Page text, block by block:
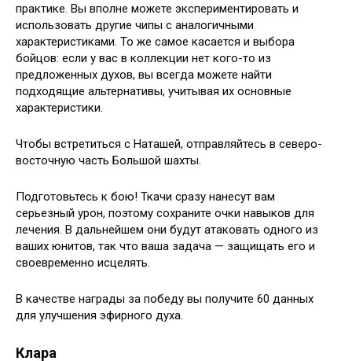
практике. Вы вполне можете экспериментировать и
использовать другие чипы с аналогичными
характеристиками. То же самое касается и выбора
бойцов: если у вас в коллекции нет кого-то из
предложенных духов, вы всегда можете найти
подходящие альтернативы, учитывая их основные
характеристики.
Чтобы встретиться с Наташей, отправляйтесь в северо-
восточную часть Большой шахты.
Подготовьтесь к бою! Ткачи сразу нанесут вам
серьезный урон, поэтому сохраните очки навыков для
лечения. В дальнейшем они будут атаковать одного из
ваших юнитов, так что ваша задача — защищать его и
своевременно исцелять.
В качестве награды за победу вы получите 60 данных
для улучшения эфирного духа.
Клара